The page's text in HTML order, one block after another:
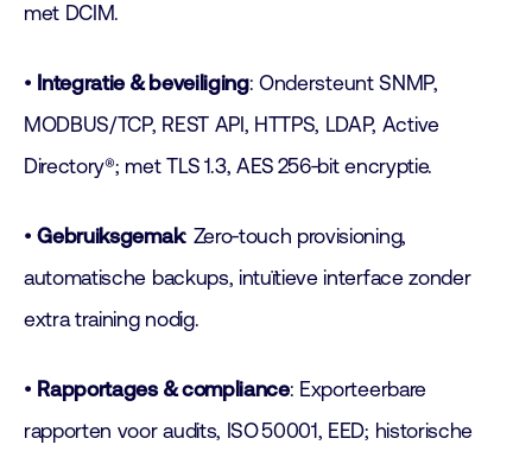
met DCIM.
• Integratie & beveiliging: Ondersteunt SNMP,
MODBUS/TCP, REST API, HTTPS, LDAP, Active
Directory®; met TLS 1.3, AES 256‑bit encryptie.
•Gebruiksgemak: Zero‑touch provisioning,
automatische backups, intuïtieve interface zonder
extra training nodig.
• Rapportages & compliance: Exporteerbare
rapporten voor audits, ISO 50001, EED; historische